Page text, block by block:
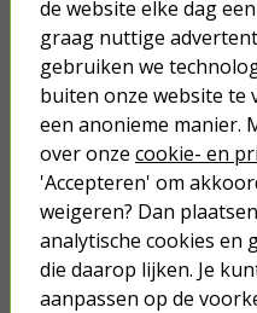
Je verwacht
Turbo
3x 100ml) | Ook
de website elke dag
graag nuttige
gebruiken we
buiten onze website te
een anonieme manier.
over onze cookie- en
'Accepteren' om
weigeren? Dan
analytische cookies en
die daarop lijken. Je
aanpassen op de